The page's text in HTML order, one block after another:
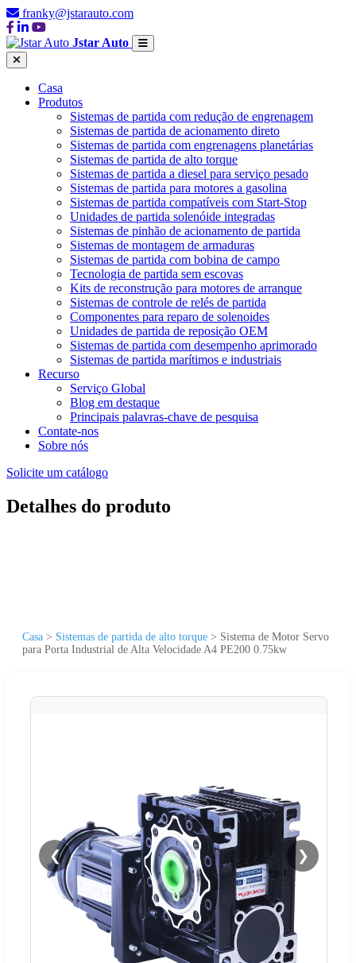
franky@jstarauto.com
Jstar Auto
Casa
Produtos
Sistemas de partida com redução de engrenagem
Sistemas de partida de acionamento direto
Sistemas de partida com engrenagens planetárias
Sistemas de partida de alto torque
Sistemas de partida a diesel para serviço pesado
Sistemas de partida para motores a gasolina
Sistemas de partida compatíveis com Start-Stop
Unidades de partida solenóide integradas
Sistemas de pinhão de acionamento de partida
Sistemas de montagem de armaduras
Sistemas de partida com bobina de campo
Tecnologia de partida sem escovas
Kits de reconstrução para motores de arranque
Sistemas de controle de relés de partida
Componentes para reparo de solenoides
Unidades de partida de reposição OEM
Sistemas de partida com desempenho aprimorado
Sistemas de partida marítimos e industriais
Recurso
Serviço Global
Blog em destaque
Principais palavras-chave de pesquisa
Contate-nos
Sobre nós
Solicite um catálogo
Detalhes do produto
Casa > Sistemas de partida de alto torque > Sistema de Motor Servo
para Porta Industrial de Alta Velocidade A4 PE200 0.75kw
❮ ❯